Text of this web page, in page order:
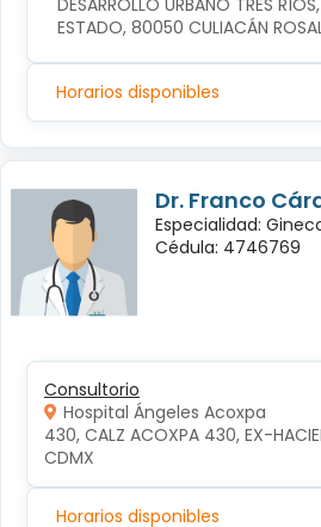
ESTADO, 80050 CULIACÁN
Horarios disponibles
Dr. Franco
Especialidad:
Cédula: 4746769
Consultorio
Hospital Ángeles Acoxpa
430, CALZ ACOXPA 430, EX-
CDMX
Horarios disponibles